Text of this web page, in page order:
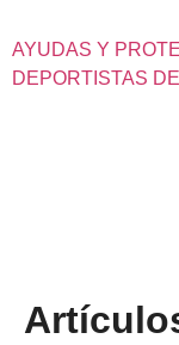
AYUDAS Y
DEPORTISTAS